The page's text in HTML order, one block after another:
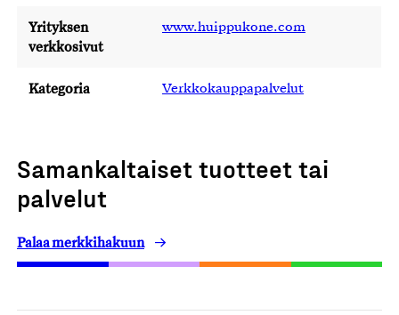
Yrityksen
verkkosivut
www.huippukone.com
Kategoria Verkkokauppapalvelut
Samankaltaiset tuotteet tai
palvelut
Palaa merkkihakuun